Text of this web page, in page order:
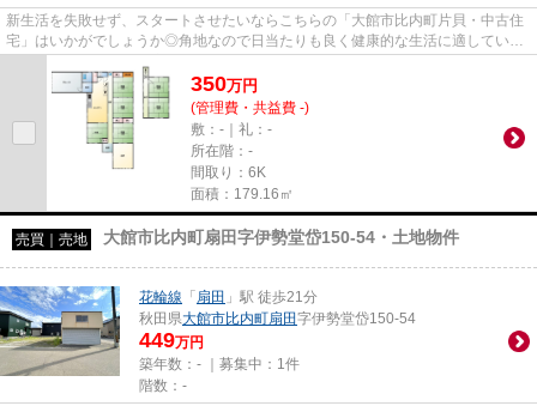
新生活を失敗せず、スタートさせたいならこちらの「大館市比内町片貝・中古住
宅」はいかがでしょうか◎角地なので日当たりも良く健康的な生活に適していま
350万円
(管理費・共益費 -)
敷：-｜礼：-
所在階：-
間取り：6K
面積：179.16㎡
売買｜売地 大館市比内町扇田字伊勢堂岱150-54・土地物件
花輪線 「 扇田 」駅 徒歩21分
秋田県大館市比内町扇田字伊勢堂岱150-54
449万円
築年数：- ｜募集中： 1件
階数：-